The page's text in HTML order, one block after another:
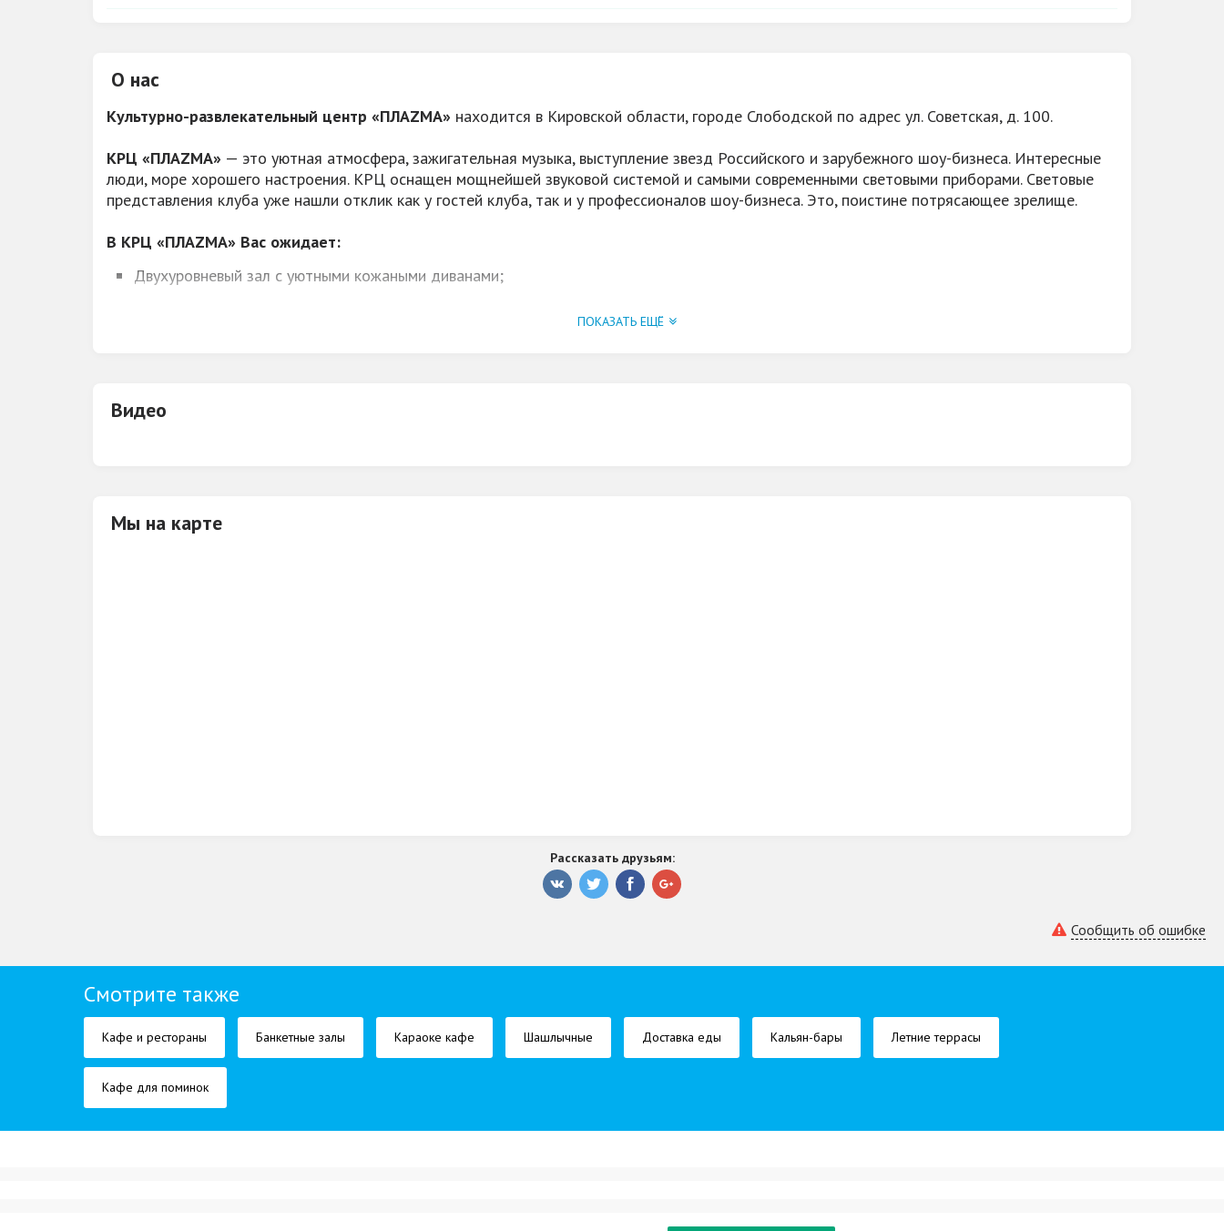
О нас
Культурно-развлекательный центр «ПЛАZМА» находится в Кировской области, городе Слободской по адрес ул. Советская, д. 100.
КРЦ «ПЛАZМА» — это уютная атмосфера, зажигательная музыка, выступление звезд Российского и зарубежного шоу-бизнеса. Интересные
люди, море хорошего настроения. КРЦ оснащен мощнейшей звуковой системой и самыми современными световыми приборами. Световые
представления клуба уже нашли отклик как у гостей клуба, так и у профессионалов шоу-бизнеса. Это, поистине потрясающее зрелище.
В КРЦ «ПЛАZМА» Вас ожидает:
Двухуровневый зал с уютными кожаными диванами;
Каждые выходные Тематические вечеринки;
Воспитанная охрана.
ПОКАЗАТЬ ЕЩЁ
Видео
Мы на карте
Рассказать друзьям:
Сообщить об ошибке
Смотрите также
Кафе и рестораны Банкетные залы Караоке кафе Шашлычные Доставка еды Кальян-бары Летние террасы
Кафе для поминок